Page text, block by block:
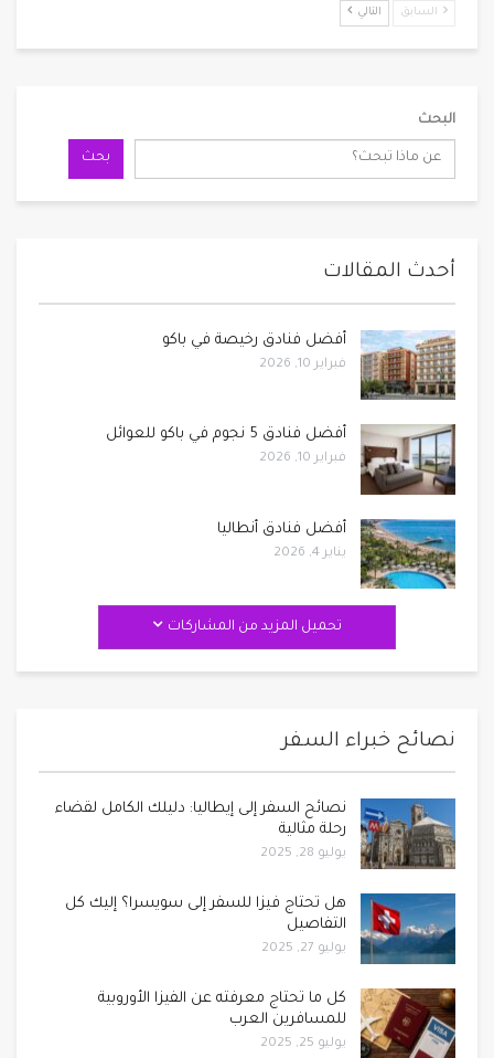
السابق التالي
البحث
بحث
أحدث المقالات
أفضل فنادق رخيصة في باكو
فبراير 10, 2026
أفضل فنادق 5 نجوم في باكو للعوائل
فبراير 10, 2026
أفضل فنادق أنطاليا
يناير 4, 2026
تحميل المزيد من المشاركات
نصائح خبراء السفر
نصائح السفر إلى إيطاليا: دليلك الكامل لقضاء
رحلة مثالية
يوليو 28, 2025
هل تحتاج فيزا للسفر إلى سويسرا؟ إليك كل
التفاصيل
يوليو 27, 2025
كل ما تحتاج معرفته عن الفيزا الأوروبية
للمسافرين العرب
يوليو 25, 2025